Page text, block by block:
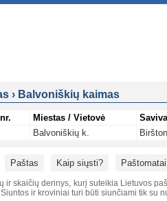
› Balvoniškių kaimas
Miestas / Vietovė
Balvoniškių k.
Paštas Kaip siųsti? Paštomatai
ir skaičių derinys, kurį suteikia Lietuvos
ir kroviniai turi būti siunčiami tik su